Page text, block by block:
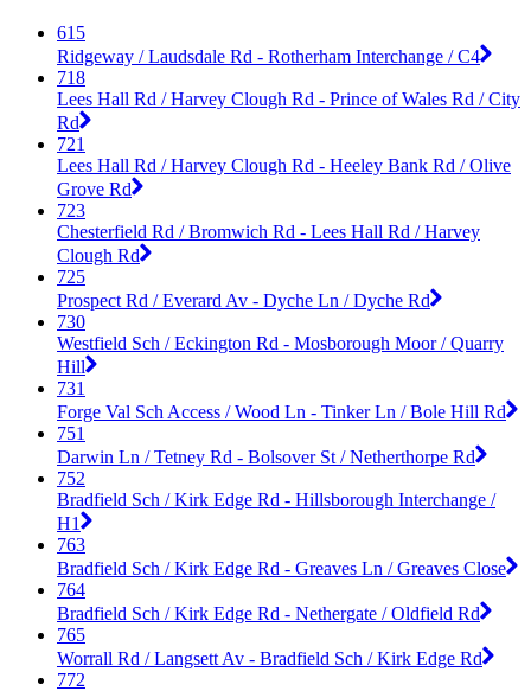
615
Ridgeway / Laudsdale Rd - Rotherham Interchange / C4
718
Lees Hall Rd / Harvey Clough Rd - Prince of Wales Rd / City
Rd
721
Lees Hall Rd / Harvey Clough Rd - Heeley Bank Rd / Olive
Grove Rd
723
Chesterfield Rd / Bromwich Rd - Lees Hall Rd / Harvey
Clough Rd
725
Prospect Rd / Everard Av - Dyche Ln / Dyche Rd
730
Westfield Sch / Eckington Rd - Mosborough Moor / Quarry
Hill
731
Forge Val Sch Access / Wood Ln - Tinker Ln / Bole Hill Rd
751
Darwin Ln / Tetney Rd - Bolsover St / Netherthorpe Rd
752
Bradfield Sch / Kirk Edge Rd - Hillsborough Interchange /
H1
763
Bradfield Sch / Kirk Edge Rd - Greaves Ln / Greaves Close
764
Bradfield Sch / Kirk Edge Rd - Nethergate / Oldfield Rd
765
Worrall Rd / Langsett Av - Bradfield Sch / Kirk Edge Rd
772